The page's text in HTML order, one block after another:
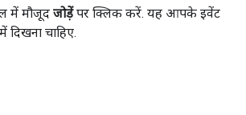
में मौजूद जोड़ेंपर क्लिक करें. यह आपके इवेंट
दिखना चाहिए.